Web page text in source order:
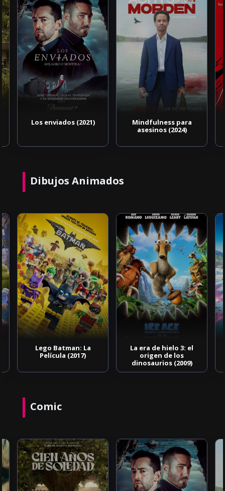
Los enviados (2021)
Mindfulness para
asesinos (2024)
Dibujos Animados
Lego Batman: La
Película (2017)
La era de hielo 3: el
origen de los
dinosaurios (2009)
Comic